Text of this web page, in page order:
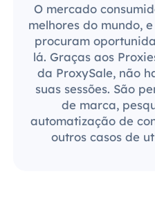
O mercado
melhores do mundo,
procuram
lá. Graças aos
da ProxySale, não
suas sessões. São
de marca,
automatização de
outros casos de